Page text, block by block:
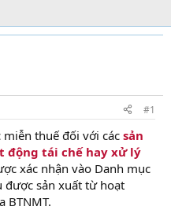
#1
thuế đối với cácsản
động tái chế hay xử lý
xác nhận vào Danh mục
được sản xuất từ hoạt
BTNMT.